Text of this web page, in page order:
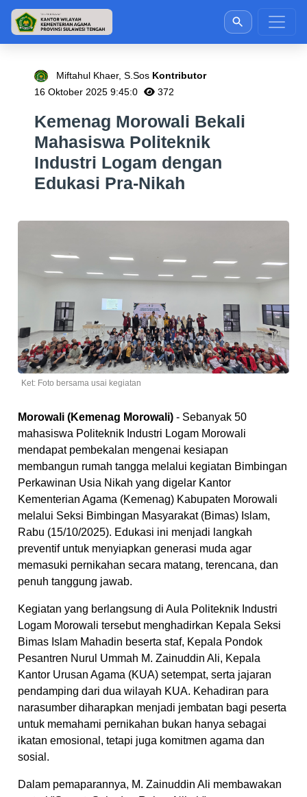
Miftahul Khaer, S.Sos Kontributor
16 Oktober 2025 9:45:0
372
Kemenag Morowali Bekali
Mahasiswa Politeknik
Industri Logam dengan
Edukasi Pra-Nikah
Ket: Foto bersama usai kegiatan
Morowali (Kemenag Morowali) - Sebanyak 50
mahasiswa Politeknik Industri Logam Morowali
mendapat pembekalan mengenai kesiapan
membangun rumah tangga melalui kegiatan Bimbingan
Perkawinan Usia Nikah yang digelar Kantor
Kementerian Agama (Kemenag) Kabupaten Morowali
melalui Seksi Bimbingan Masyarakat (Bimas) Islam,
Rabu (15/10/2025). Edukasi ini menjadi langkah
preventif untuk menyiapkan generasi muda agar
memasuki pernikahan secara matang, terencana, dan
penuh tanggung jawab.
Kegiatan yang berlangsung di Aula Politeknik Industri
Logam Morowali tersebut menghadirkan Kepala Seksi
Bimas Islam Mahadin beserta staf, Kepala Pondok
Pesantren Nurul Ummah M. Zainuddin Ali, Kepala
Kantor Urusan Agama (KUA) setempat, serta jajaran
pendamping dari dua wilayah KUA. Kehadiran para
narasumber diharapkan menjadi jembatan bagi peserta
untuk memahami pernikahan bukan hanya sebagai
ikatan emosional, tetapi juga komitmen agama dan
sosial.
Dalam pemaparannya, M. Zainuddin Ali membawakan